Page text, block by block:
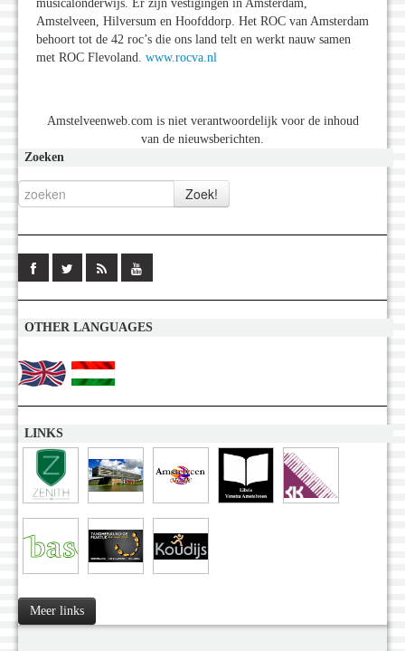
musicalonderwijs. Er zijn vestigingen in Amsterdam,
Amstelveen, Hilversum en Hoofddorp. Het ROC van Amsterdam
behoort tot de 42 roc’s die ons land telt en werkt nauw samen
met ROC Flevoland. www.rocva.nl
Amstelveenweb.com is niet verantwoordelijk voor de inhoud
van de nieuwsberichten.
Zoeken
OTHER LANGUAGES
LINKS
Meer links